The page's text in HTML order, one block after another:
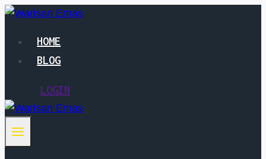
Skip
contentHOME
BLOG
LOGIN